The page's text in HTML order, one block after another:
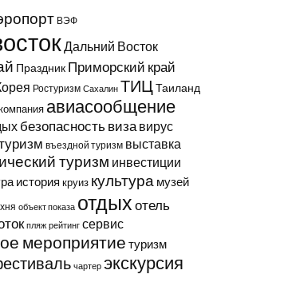
ВЭФ
Дальний Восток
Праздник Приморский край
Ростуризм Сахалин ТИЦТаиланд
авиасообщение
безопасность виза вирус
въездной туризм выставка
туризм инвестиции
история круиз культура музей
объект показа отдыхотель
пляж рейтинг сервис
мероприятие туризм
чартер экскурсия